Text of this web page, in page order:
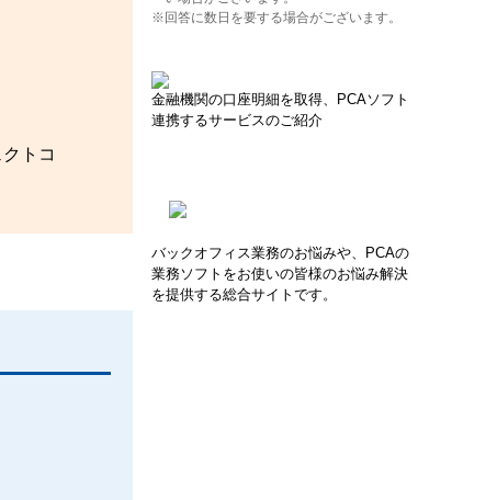
※回答に数日を要する場合がございます。
金融機関の口座明細を取得、PCAソフト
連携するサービスのご紹介
バックオフィス業務のお悩みや、PCAの
業務ソフトをお使いの皆様のお悩み解決
を提供する総合サイトです。
トコ